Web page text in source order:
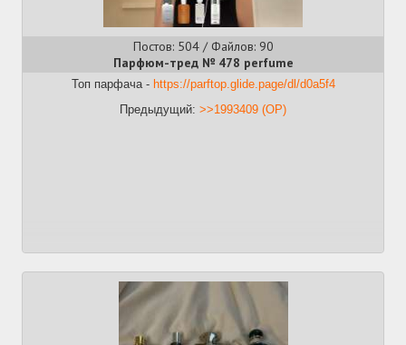
Постов: 504 / Файлов: 90
Парфюм-тред № 478 perfume
Топ парфача - https://parftop.glide.page/dl/d0a5f4
Предыдущий: >>1993409 (OP)